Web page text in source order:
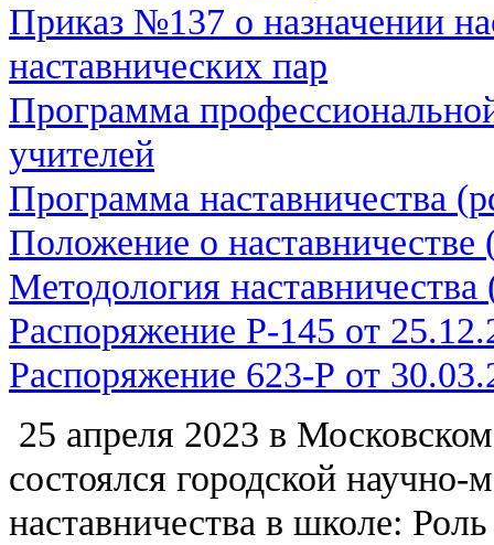
Приказ №137 о назначении
наставнических пар
Программа
учителей
Программа наставничества
Положение о наставничестве
Методология наставничества
Распоряжение Р-145 от
Распоряжение 623-Р от
25 апреля 2023 в
состоялся городской
наставничества в школе: